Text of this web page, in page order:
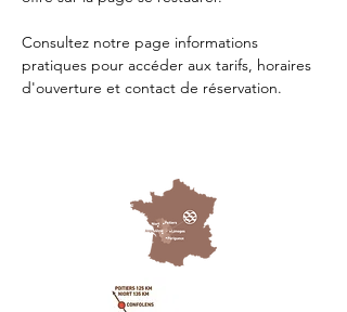
Consultez notre page informations
pratiques pour accéder aux tarifs, horaires
d'ouverture et contact de réservation.